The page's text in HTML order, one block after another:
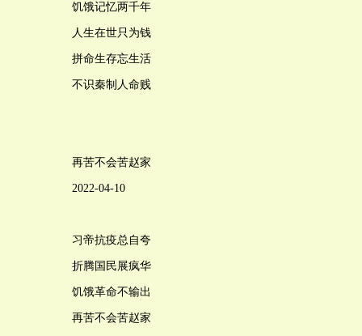
饥饿记忆两千年
人生在世只为钱
拼命生存忘生活
不识秦制人命贱
再苦不会苦赵家
2022-04-10
习帝抗疫总自夸
折腾国民展疯华
饥饿革命不输出
再苦不会苦赵家